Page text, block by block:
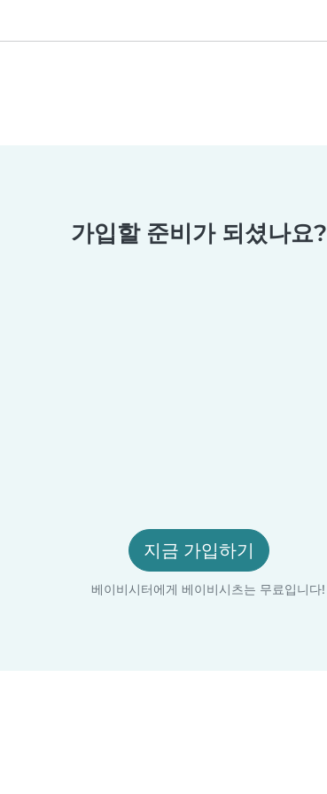
가입할 준비가 되셨나요?
지금 가입하기
베이비시터에게 베이비시츠는 무료입니다!